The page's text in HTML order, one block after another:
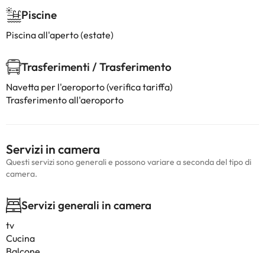
Piscine
Piscina all'aperto (estate)
Trasferimenti / Trasferimento
Navetta per l'aeroporto (verifica tariffa)
Trasferimento all'aeroporto
Servizi in camera
Questi servizi sono generali e possono variare a seconda del tipo di
camera.
Servizi generali in camera
tv
Cucina